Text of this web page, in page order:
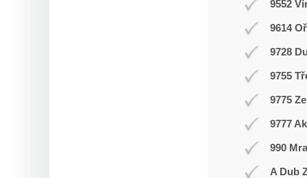
9552
9614
9728
9755
9775
9777
990
A Dub